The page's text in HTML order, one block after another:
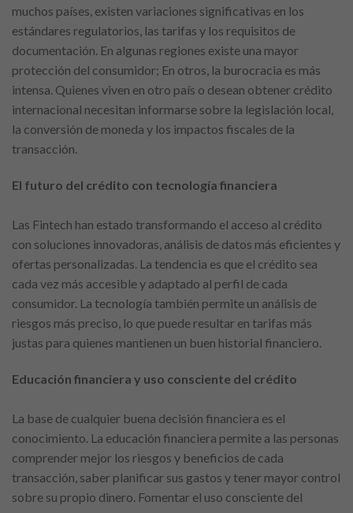
muchos países, existen variaciones significativas en los
estándares regulatorios, las tarifas y los requisitos de
documentación. En algunas regiones existe una mayor
protección del consumidor; En otros, la burocracia es más
intensa. Quienes viven en otro país o desean obtener crédito
internacional necesitan informarse sobre la legislación local,
la conversión de moneda y los impactos fiscales de la
transacción.
El futuro del crédito con tecnología financiera
Las Fintech han estado transformando el acceso al crédito
con soluciones innovadoras, análisis de datos más eficientes y
ofertas personalizadas. La tendencia es que el crédito sea
cada vez más accesible y adaptado al perfil de cada
consumidor. La tecnología también permite un análisis de
riesgos más preciso, lo que puede resultar en tarifas más
justas para quienes mantienen un buen historial financiero.
Educación financiera y uso consciente del crédito
La base de cualquier buena decisión financiera es el
conocimiento. La educación financiera permite a las personas
comprender mejor los riesgos y beneficios de cada
transacción, saber planificar sus gastos y tener mayor control
sobre su propio dinero. Fomentar el uso consciente del